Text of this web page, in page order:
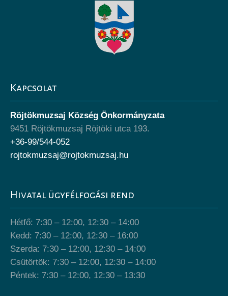
Kapcsolat
Röjtökmuzsaj Község Önkormányzata
9451 Röjtökmuzsaj Röjtöki utca 193.
+36-99/544-052
rojtokmuzsaj@rojtokmuzsaj.hu
Hivatal ügyfélfogási rend
Hétfő: 7:30 – 12:00, 12:30 – 14:00
Kedd: 7:30 – 12:00, 12:30 – 16:00
Szerda: 7:30 – 12:00, 12:30 – 14:00
Csütörtök: 7:30 – 12:00, 12:30 – 14:00
Péntek: 7:30 – 12:00, 12:30 – 13:30